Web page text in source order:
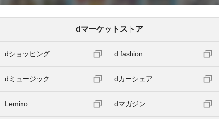
dマーケットストア
dショッピング d fashion
dミュージック dカーシェア
Lemino dマガジン